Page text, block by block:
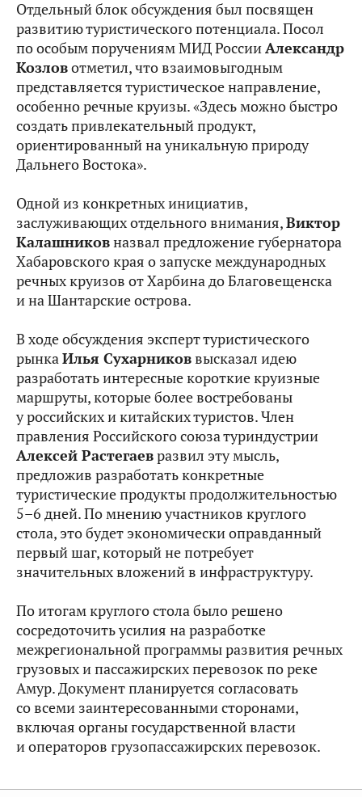
Отдельный блок обсуждения был посвящен
развитию туристического потенциала. Посол
по особым поручениям МИД РоссииАлександр
Козловотметил, что взаимовыгодным
представляется туристическое направление,
особенно речные круизы. «Здесь можно быстро
создать привлекательный продукт,
ориентированный на уникальную природу
Дальнего Востока».
Одной из конкретных инициатив,
заслуживающих отдельного внимания,Виктор
Калашниковназвал предложение губернатора
Хабаровского края о запуске международных
речных круизов от Харбина до Благовещенска
и на Шантарские острова.
В ходе обсуждения эксперт туристического
рынкаИлья Сухарниковвысказал идею
разработать интересные короткие круизные
маршруты, которые более востребованы
у российских и китайских туристов. Член
правления Российского союза туриндустрии
Алексей Растегаевразвил эту мысль,
предложив разработать конкретные
туристические продукты продолжительностью
5–6 дней. По мнению участников круглого
стола, это будет экономически оправданный
первый шаг, который не потребует
значительных вложений в инфраструктуру.
По итогам круглого стола было решено
сосредоточить усилия на разработке
межрегиональной программы развития речных
грузовых и пассажирских перевозок по реке
Амур. Документ планируется согласовать
со всеми заинтересованными сторонами,
включая органы государственной власти
и операторов грузопассажирских перевозок.